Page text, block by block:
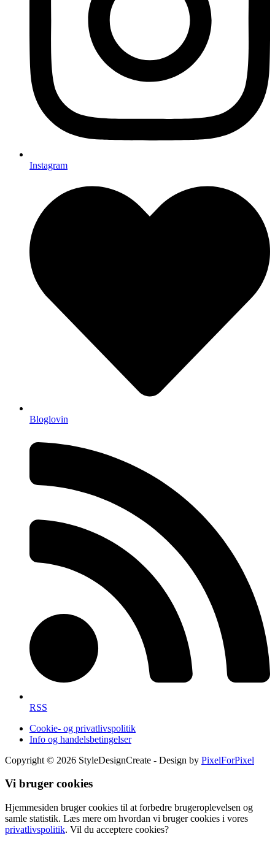
Instagram
Bloglovin
RSS
Cookie- og privatlivspolitik
Info og handelsbetingelser
Copyright © 2026 StyleDesignCreate - Design by PixelForPixel
Vi bruger cookies
Hjemmesiden bruger cookies til at forbedre brugeroplevelsen og
samle statistik. Læs mere om hvordan vi bruger cookies i vores
privatlivspolitik. Vil du acceptere cookies?